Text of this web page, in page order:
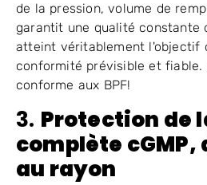
de la pression, volume de
garantit une qualité constante
atteint véritablement l'objectif
conformité prévisible et fiable.
conforme aux BPF!
3. Protection de
complète cGMP,
au rayon